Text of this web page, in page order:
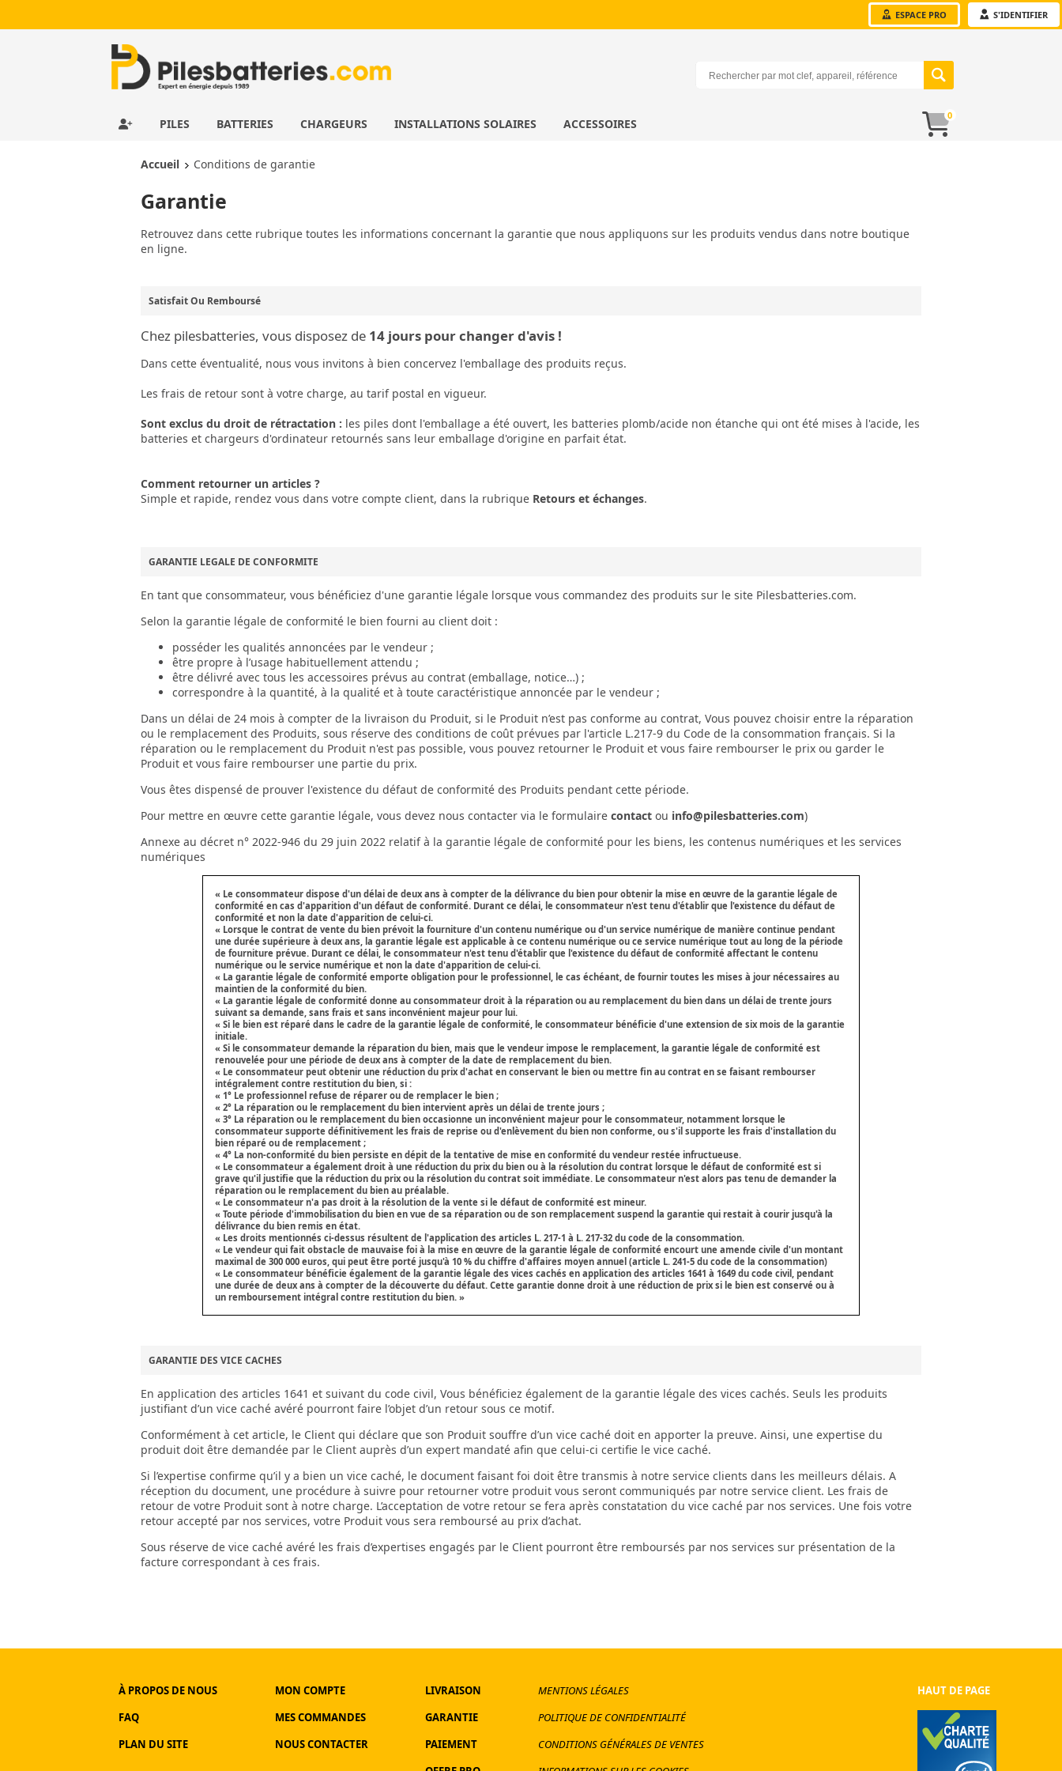
ESPACE PRO S'IDENTIFIER
PILES BATTERIES CHARGEURS INSTALLATIONS SOLAIRES ACCESSOIRES
0
Accueil Conditions de garantie
Garantie
Retrouvez dans cette rubrique toutes les informations concernant la garantie que nous appliquons sur les produits vendus dans notre boutique
en ligne.
Satisfait Ou Remboursé
Chez pilesbatteries, vous disposez de 14 jours pour changer d'avis !
Dans cette éventualité, nous vous invitons à bien concervez l'emballage des produits reçus.
Les frais de retour sont à votre charge, au tarif postal en vigueur.
Sont exclus du droit de rétractation : les piles dont l'emballage a été ouvert, les batteries plomb/acide non étanche qui ont été mises à l'acide, les
batteries et chargeurs d'ordinateur retournés sans leur emballage d'origine en parfait état.
Comment retourner un articles ?
Simple et rapide, rendez vous dans votre compte client, dans la rubrique Retours et échanges.
GARANTIE LEGALE DE CONFORMITE
En tant que consommateur, vous bénéficiez d'une garantie légale lorsque vous commandez des produits sur le site Pilesbatteries.com.
Selon la garantie légale de conformité le bien fourni au client doit :
posséder les qualités annoncées par le vendeur ;
être propre à l’usage habituellement attendu ;
être délivré avec tous les accessoires prévus au contrat (emballage, notice…) ;
correspondre à la quantité, à la qualité et à toute caractéristique annoncée par le vendeur ;
Dans un délai de 24 mois à compter de la livraison du Produit, si le Produit n’est pas conforme au contrat, Vous pouvez choisir entre la réparation
ou le remplacement des Produits, sous réserve des conditions de coût prévues par l'article L.217-9 du Code de la consommation français. Si la
réparation ou le remplacement du Produit n'est pas possible, vous pouvez retourner le Produit et vous faire rembourser le prix ou garder le
Produit et vous faire rembourser une partie du prix.
Vous êtes dispensé de prouver l'existence du défaut de conformité des Produits pendant cette période.
Pour mettre en œuvre cette garantie légale, vous devez nous contacter via le formulaire contact ou info@pilesbatteries.com)
Annexe au décret n° 2022-946 du 29 juin 2022 relatif à la garantie légale de conformité pour les biens, les contenus numériques et les services
numériques
« Le consommateur dispose d'un délai de deux ans à compter de la délivrance du bien pour obtenir la mise en œuvre de la garantie légale de
conformité en cas d'apparition d'un défaut de conformité. Durant ce délai, le consommateur n'est tenu d'établir que l'existence du défaut de
conformité et non la date d'apparition de celui-ci.
« Lorsque le contrat de vente du bien prévoit la fourniture d'un contenu numérique ou d'un service numérique de manière continue pendant
une durée supérieure à deux ans, la garantie légale est applicable à ce contenu numérique ou ce service numérique tout au long de la période
de fourniture prévue. Durant ce délai, le consommateur n'est tenu d'établir que l'existence du défaut de conformité affectant le contenu
numérique ou le service numérique et non la date d'apparition de celui-ci.
« La garantie légale de conformité emporte obligation pour le professionnel, le cas échéant, de fournir toutes les mises à jour nécessaires au
maintien de la conformité du bien.
« La garantie légale de conformité donne au consommateur droit à la réparation ou au remplacement du bien dans un délai de trente jours
suivant sa demande, sans frais et sans inconvénient majeur pour lui.
« Si le bien est réparé dans le cadre de la garantie légale de conformité, le consommateur bénéficie d'une extension de six mois de la garantie
initiale.
« Si le consommateur demande la réparation du bien, mais que le vendeur impose le remplacement, la garantie légale de conformité est
renouvelée pour une période de deux ans à compter de la date de remplacement du bien.
« Le consommateur peut obtenir une réduction du prix d'achat en conservant le bien ou mettre fin au contrat en se faisant rembourser
intégralement contre restitution du bien, si :
« 1° Le professionnel refuse de réparer ou de remplacer le bien ;
« 2° La réparation ou le remplacement du bien intervient après un délai de trente jours ;
« 3° La réparation ou le remplacement du bien occasionne un inconvénient majeur pour le consommateur, notamment lorsque le
consommateur supporte définitivement les frais de reprise ou d'enlèvement du bien non conforme, ou s'il supporte les frais d'installation du
bien réparé ou de remplacement ;
« 4° La non-conformité du bien persiste en dépit de la tentative de mise en conformité du vendeur restée infructueuse.
« Le consommateur a également droit à une réduction du prix du bien ou à la résolution du contrat lorsque le défaut de conformité est si
grave qu'il justifie que la réduction du prix ou la résolution du contrat soit immédiate. Le consommateur n'est alors pas tenu de demander la
réparation ou le remplacement du bien au préalable.
« Le consommateur n'a pas droit à la résolution de la vente si le défaut de conformité est mineur.
« Toute période d'immobilisation du bien en vue de sa réparation ou de son remplacement suspend la garantie qui restait à courir jusqu'à la
délivrance du bien remis en état.
« Les droits mentionnés ci-dessus résultent de l'application des articles L. 217-1 à L. 217-32 du code de la consommation.
« Le vendeur qui fait obstacle de mauvaise foi à la mise en œuvre de la garantie légale de conformité encourt une amende civile d'un montant
maximal de 300 000 euros, qui peut être porté jusqu'à 10 % du chiffre d'affaires moyen annuel (article L. 241-5 du code de la consommation)
« Le consommateur bénéficie également de la garantie légale des vices cachés en application des articles 1641 à 1649 du code civil , pendant
une durée de deux ans à compter de la découverte du défaut. Cette garantie donne droit à une réduction de prix si le bien est conservé ou à
un remboursement intégral contre restitution du bien. »
GARANTIE DES VICE CACHES
En application des articles 1641 et suivant du code civil, Vous bénéficiez également de la garantie légale des vices cachés. Seuls les produits
justifiant d’un vice caché avéré pourront faire l’objet d’un retour sous ce motif.
Conformément à cet article, le Client qui déclare que son Produit souffre d’un vice caché doit en apporter la preuve. Ainsi, une expertise du
produit doit être demandée par le Client auprès d’un expert mandaté afin que celui-ci certifie le vice caché.
Si l’expertise confirme qu’il y a bien un vice caché, le document faisant foi doit être transmis à notre service clients dans les meilleurs délais. A
réception du document, une procédure à suivre pour retourner votre produit vous seront communiqués par notre service client. Les frais de
retour de votre Produit sont à notre charge. L’acceptation de votre retour se fera après constatation du vice caché par nos services. Une fois votre
retour accepté par nos services, votre Produit vous sera remboursé au prix d’achat.
Sous réserve de vice caché avéré les frais d’expertises engagés par le Client pourront être remboursés par nos services sur présentation de la
facture correspondant à ces frais.
À PROPOS DE NOUS
FAQ
PLAN DU SITE
MON COMPTE
MES COMMANDES
NOUS CONTACTER
LIVRAISON
GARANTIE
PAIEMENT
MENTIONS LÉGALES
POLITIQUE DE CONFIDENTIALITÉ
CONDITIONS GÉNÉRALES DE VENTES
HAUT DE PAGE